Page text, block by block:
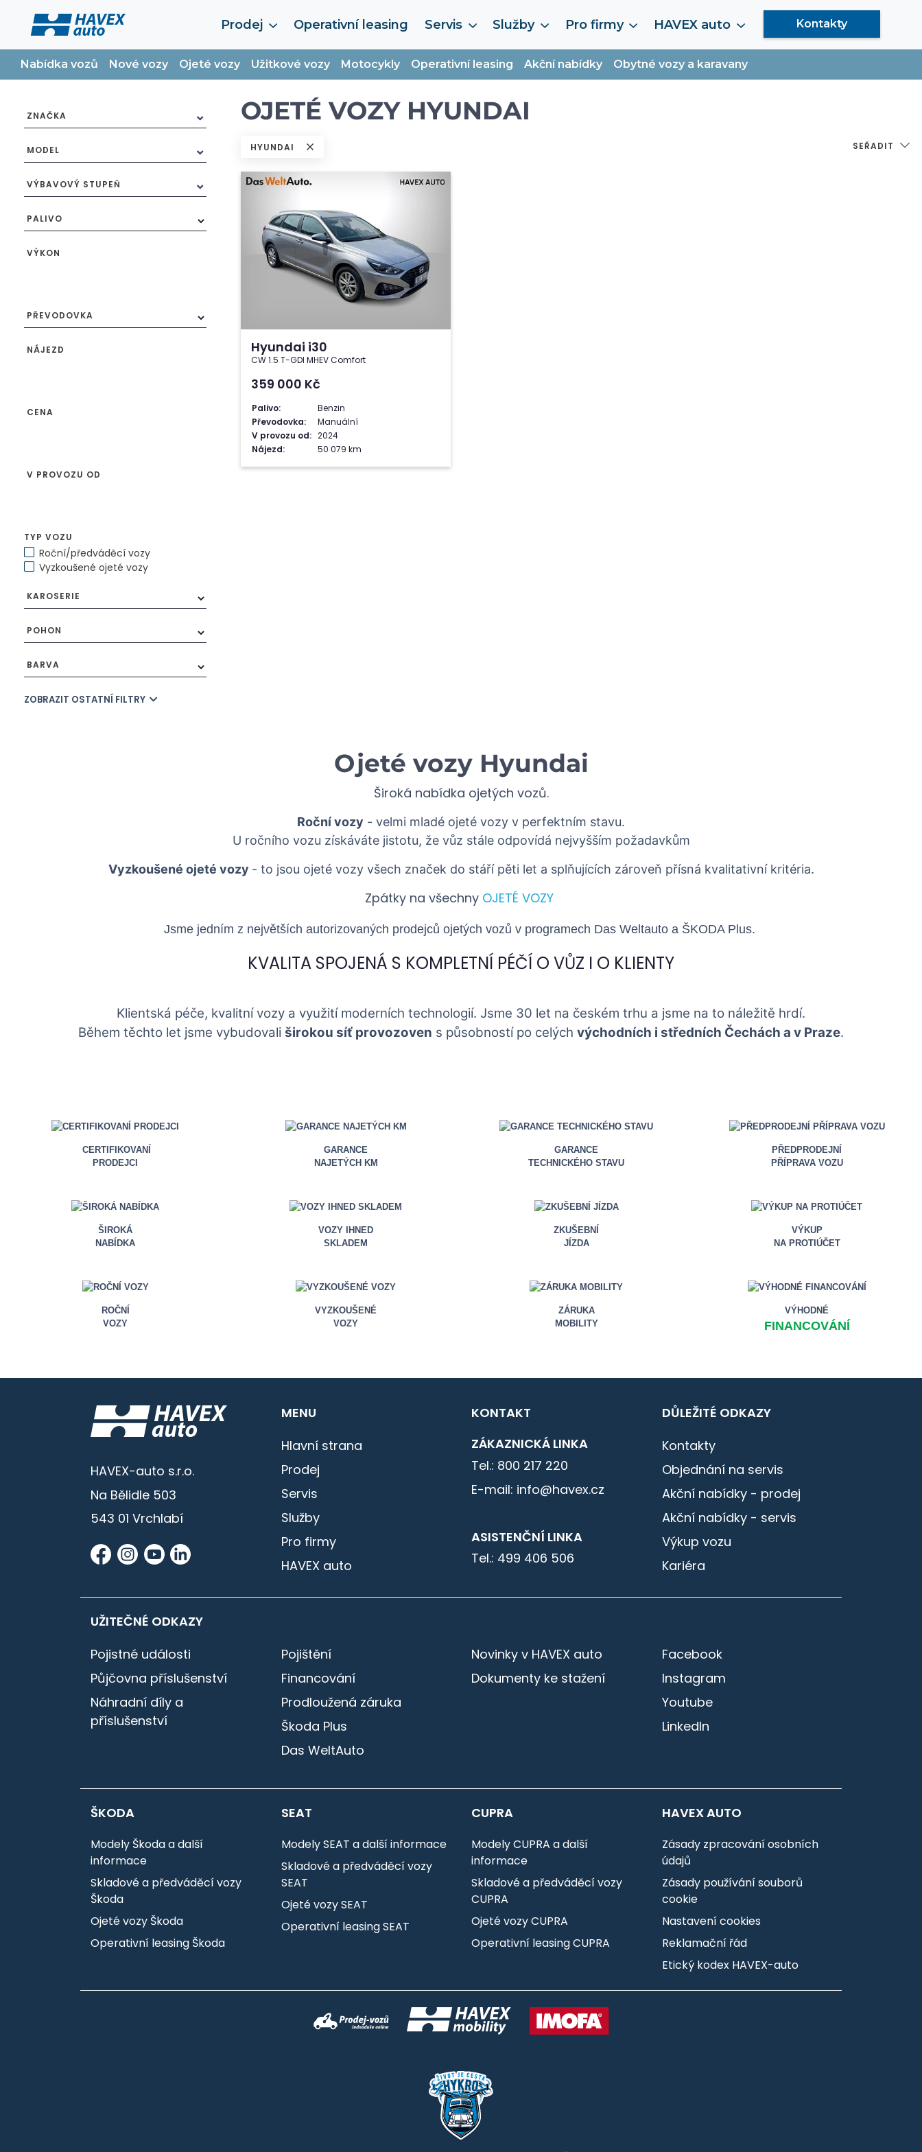
Prodej Operativní leasing Servis Služby Pro firmy HAVEX auto Kontakty
Nabídka vozů Nové vozy Ojeté vozy Užitkové vozy Motocykly Operativní leasing Akční nabídky Obytné vozy a karavany
ZNAČKA
MODEL
VÝBAVOVÝ STUPEŇ
PALIVO
VÝKON
PŘEVODOVKA
NÁJEZD
CENA
V PROVOZU OD
TYP VOZU
Roční/předváděcí vozy
Vyzkoušené ojeté vozy
KAROSERIE
POHON
BARVA
ZOBRAZIT OSTATNÍ FILTRY
OJETÉ VOZY HYUNDAI
HYUNDAI SEŘADIT
Hyundai i30
CW 1.5 T-GDI MHEV Comfort
359 000 Kč
Palivo:
Benzin
Převodovka:
Manuální
V provozu od: 2024
Nájezd:
50 079 km
Ojeté vozy Hyundai
Široká nabídka ojetých vozů.
Roční vozy - velmi mladé ojeté vozy v perfektním stavu.
U ročního vozu získáváte jistotu, že vůz stále odpovídá nejvyšším požadavkům
Vyzkoušené ojeté vozy - to jsou ojeté vozy všech značek do stáří pěti let a splňujících zároveň přísná kvalitativní kritéria.
Zpátky na všechny OJETÉ VOZY
Jsme jedním z největších autorizovaných prodejců ojetých vozů v programech Das Weltauto a ŠKODA Plus.
KVALITA SPOJENÁ S KOMPLETNÍ PÉČÍ O VŮZ I O KLIENTY
Klientská péče, kvalitní vozy a využití moderních technologií. Jsme 30 let na českém trhu a jsme na to náležitě hrdí.
Během těchto let jsme vybudovali širokou síť provozoven s působností po celých východních i středních Čechách a v Praze.
CERTIFIKOVANÍ
PRODEJCI
GARANCE
NAJETÝCH KM
GARANCE
TECHNICKÉHO STAVU
PŘEDPRODEJNÍ
PŘÍPRAVA VOZU
ŠIROKÁ
NABÍDKA
VOZY IHNED
SKLADEM
ZKUŠEBNÍ
JÍZDA
VÝKUP
NA PROTIÚČET
ROČNÍ
VOZY
VYZKOUŠENÉ
VOZY
ZÁRUKA
MOBILITY
VÝHODNÉ
FINANCOVÁNÍ
HAVEX-auto s.r.o.
Na Bělidle 503
543 01 Vrchlabí
MENU
Hlavní strana
Prodej
Servis
Služby
Pro firmy
HAVEX auto
KONTAKT
ZÁKAZNICKÁ LINKA
Tel.: 800 217 220
E-mail: info@havex.cz
ASISTENČNÍ LINKA
Tel.: 499 406 506
DŮLEŽITÉ ODKAZY
Kontakty
Objednání na servis
Akční nabídky - prodej
Akční nabídky - servis
Výkup vozu
Kariéra
UŽITEČNÉ ODKAZY
Pojistné události
Půjčovna příslušenství
Náhradní díly a
příslušenství
Pojištění
Financování
Prodloužená záruka
Škoda Plus
Das WeltAuto
Novinky v HAVEX auto
Dokumenty ke stažení
Facebook
Instagram
Youtube
LinkedIn
ŠKODA
Modely Škoda a další
informace
Skladové a předváděcí vozy
Škoda
Ojeté vozy Škoda
Operativní leasing Škoda
SEAT
Modely SEAT a další informace
Skladové a předváděcí vozy
SEAT
Ojeté vozy SEAT
Operativní leasing SEAT
CUPRA
Modely CUPRA a další
informace
Skladové a předváděcí vozy
CUPRA
Ojeté vozy CUPRA
Operativní leasing CUPRA
HAVEX AUTO
Zásady zpracování osobních
údajů
Zásady používání souborů
cookie
Nastavení cookies
Reklamační řád
Etický kodex HAVEX-auto